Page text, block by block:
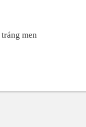
men